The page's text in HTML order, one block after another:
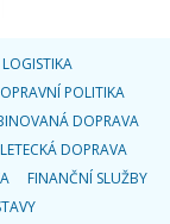
LOGISTIKA
POLITIKA
DOPRAVA
LETECKÁ DOPRAVA
FINANČNÍ SLUŽBY